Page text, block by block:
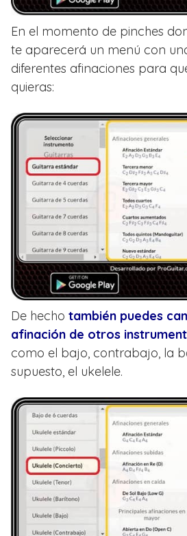
En el momento de pinches
te aparecerá un menú con
diferentes afinaciones para
quieras:
De hecho también puedes
afinación de otros
como el bajo, contrabajo, la
supuesto, el ukelele.